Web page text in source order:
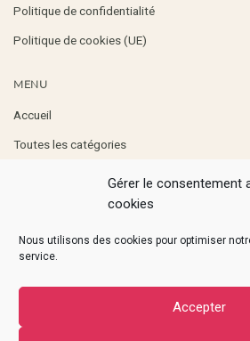
Gérer le consentement
cookies
Nous utilisons des cookies pour optimiser
service.
Accepter
Politique de confidentialité
Politique de cookies (UE)
MENU
Accueil
Toutes les catégories